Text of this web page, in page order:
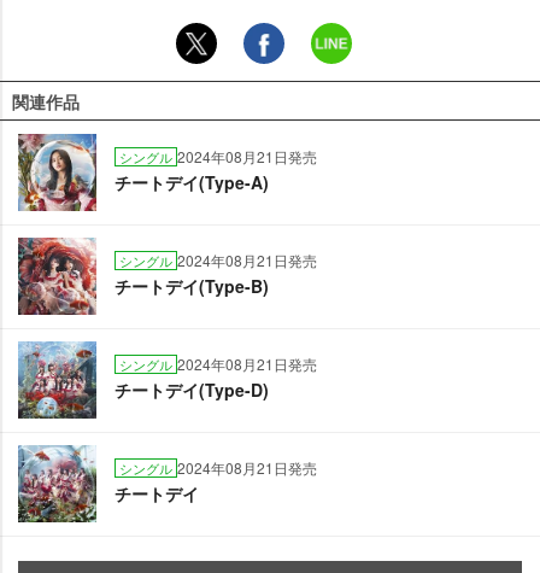
関連作品
シングル 2024年08月21日発売
チートデイ(Type-A)
シングル 2024年08月21日発売
チートデイ(Type-B)
シングル 2024年08月21日発売
チートデイ(Type-D)
シングル 2024年08月21日発売
チートデイ